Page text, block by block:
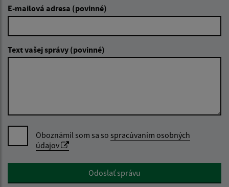
E-mailová adresa (povinné)
Text vašej správy (povinné)
Oboznámil som sa so spracúvaním osobných
údajov
Google reCaptcha ResponseOdoslať správu